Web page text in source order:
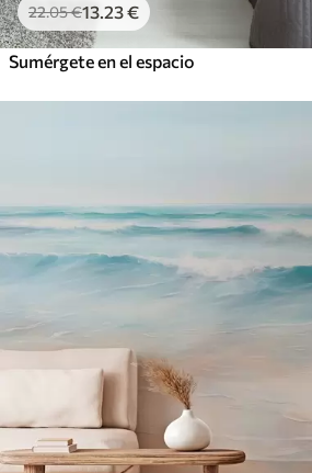
22.05€13.23€
Sumérgete en el espacio